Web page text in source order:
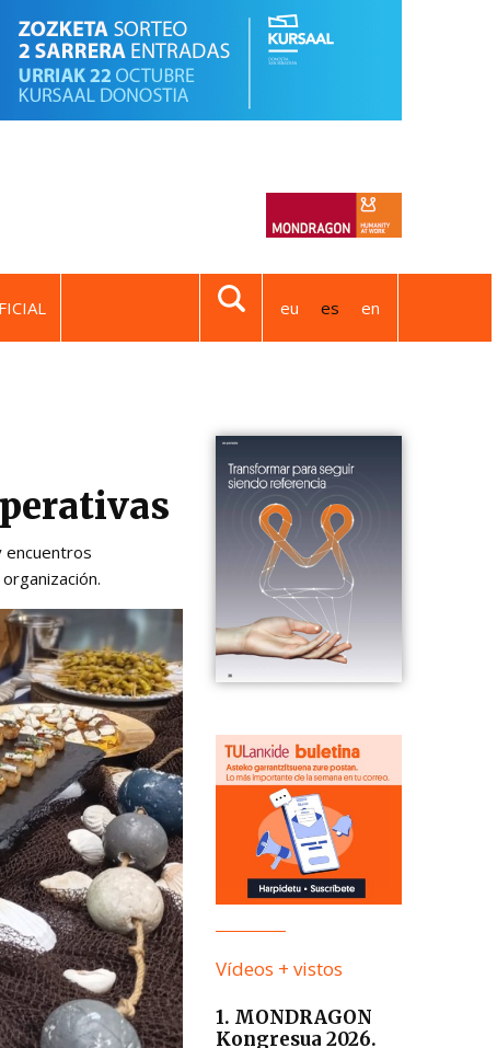
eu es en
encuentros
Vídeos + vistos
1. MONDRAGON
Kongresua 2026.